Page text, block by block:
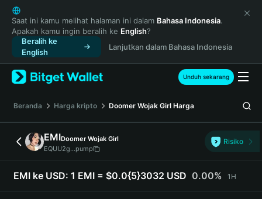
English
日本語
Tiếng Việt
Русский
Español (Latinoamérica)
Türkçe
Français
Deutsch
简体中文
繁體中文
Português (Portugal)
Bahasa Indonesia
ภาษาไทย
Saat ini kamu melihat halaman ini dalam Bahasa Indonesia.
Apakah kamu ingin beralih ke English?
Beralih ke
English
Lanjutkan dalam Bahasa Indonesia
Unduh sekarang
Beranda Harga kripto Doomer Wojak Girl Harga
EMIDoomer Wojak Girl
EQUU2g...pump
Risiko
EMI ke USD: 1 EMI = $0.0{5}3032 USD 0.00% 1H